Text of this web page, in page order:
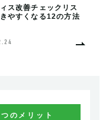
ィス改善チェックリス
きやすくなる12の方法
のメリット